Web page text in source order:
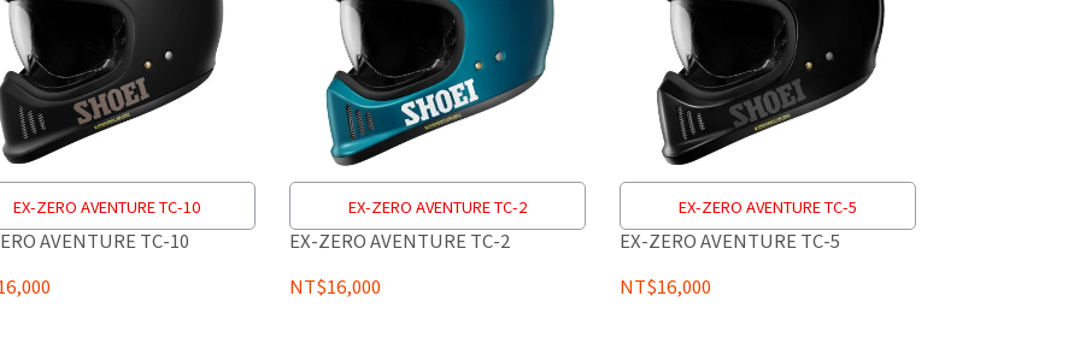
EX-ZERO AVENTURE TC-10
AVENTURE TC-10
EX-ZERO AVENTURE TC-2
EX-ZERO AVENTURE TC-2
NT$16,000
EX-ZERO AVENTURE TC-5
EX-ZERO AVENTURE TC-5
NT$16,000